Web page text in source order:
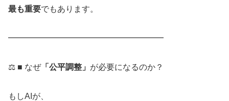
最も重要でもあります。
━━━━━━━━━━━━━━━━━━━
⚖️ ■ なぜ「公平調整」 が必要になるのか？
もしAIが、